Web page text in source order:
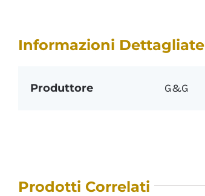
Informazioni Dettagliate
Produttore G&G
Prodotti Correlati